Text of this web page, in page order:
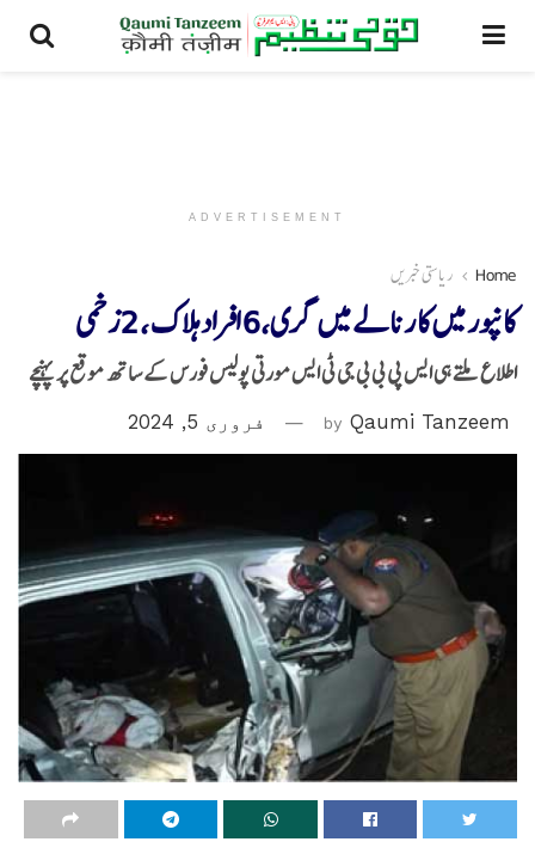
ADVERTISEMENT
Home ریاستی خبریں
کانپور میں کا رنالے میں گری،6افراد ہلاک ،2زخمی
اطلاع ملتے ہی ایس پی بی بی جی ٹی ایس مورتی پولیس فورس کے ساتھ موقع پر پہنچے
by Qaumi Tanzeem فروری 5, 2024